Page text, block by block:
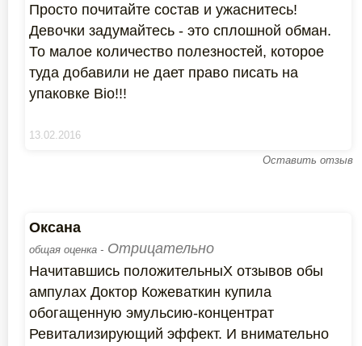
Просто почитайте состав и ужаснитесь!
Девочки задумайтесь - это сплошной обман.
То малое количество полезностей, которое
туда добавили не дает право писать на
упаковке Bio!!!
13.02.2016
Оставить отзыв
Оксана
общая оценка - Отрицательно
Начитавшись положительныХ отзывов обы
ампулах Доктор Кожеваткин купила
обогащенную эмульсию-концентрат
Ревитализирующий эффект. И внимательно